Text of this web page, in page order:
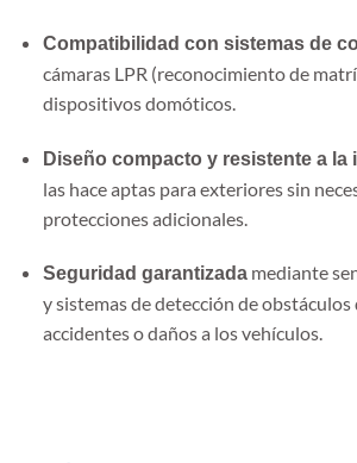
Compatibilidad con sistemas de
cámaras LPR (reconocimiento de
dispositivos domóticos.
Diseño compacto y resistente a la
las hace aptas para exteriores sin
protecciones adicionales.
Seguridad garantizadamediante
y sistemas de detección de
accidentes o daños a los vehículos.